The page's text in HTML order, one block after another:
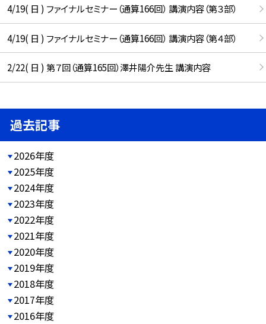
4/19( 日 ) ファイナルセミナー（通算166回） 講演内容（第３部）
4/19( 日 ) ファイナルセミナー（通算166回） 講演内容（第４部）
2/22( 日 ) 第７回（通算165回）澤井陽介先生 講演内容
過去記事
2026年度
2025年度
2024年度
2023年度
2022年度
2021年度
2020年度
2019年度
2018年度
2017年度
2016年度